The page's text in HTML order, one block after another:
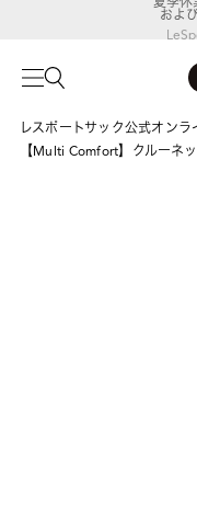
ポイン
およ
レスポートサック公式オンラ
【Multi Comfort】クルーネ